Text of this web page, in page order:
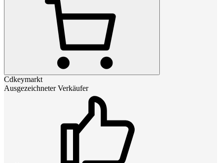
Cdkeymarkt
Ausgezeichneter Verkäufer